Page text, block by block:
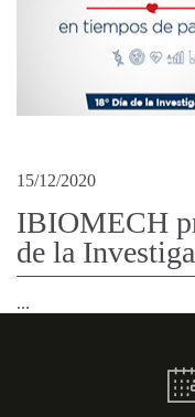
15/12/2020
IBIOMECH
de la
...